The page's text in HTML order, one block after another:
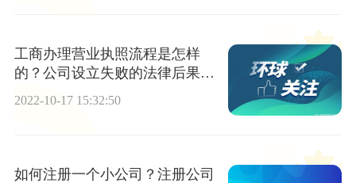
工商办理营业执照流程是怎样
的？公司设立失败的法律后果有
哪些？
2022-10-17 15:32:50
如何注册一个小公司？注册公司